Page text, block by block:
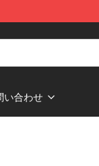
い合わせ